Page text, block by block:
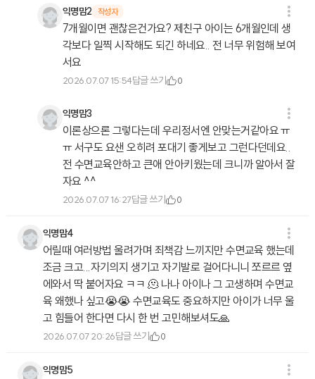
익명맘2 작성자
7개월이면 괜찮은건가요? 제친구 아이는 6개월인데 생
각보다 일찍 시작해도 되긴 하네요.. 전 너무 위험해 보여
서요
2026.07.07 15:54답글 쓰기 0
익명맘3
이론상으론 그렇다는데 우리정서엔 안맞는거같아요 ㅠ
ㅠ 서구도 요샌 오히려 포대기 좋게보고 그런다던데요..
전 수면교육안하고 큰애 안아키웠는데 크니까 알아서 잘
자요 ^^
2026.07.07 16:27답글 쓰기 0
익명맘4
어릴때 여러방법 울려가며 죄책감 느끼지만 수면교육 했는데
조금 크고...자기의지 생기고 자기발로 걸어다니니 쪼르르 옆
에와서 딱 붙어자요 ㅋㅋ 🫠 나나 아이나 그 고생하며 수면교
육 왜했나 싶고😭😭 수면교육도 중요하지만 아이가 너무 울
고 힘들어 한다면 다시 한 번 고민해보셔도🙏
2026.07.07 20:26답글 쓰기 0
익명맘5